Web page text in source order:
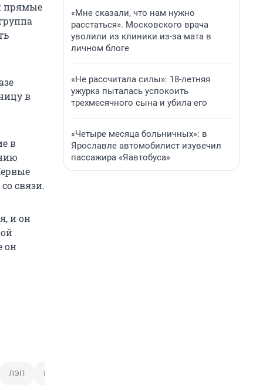
прямые
в
в
связи.
и он
он
ЛЭП Психиатрическая больница
«Мне сказали, что нам нужно
расстаться». Московского врача
уволили из клиники из-за мата в
личном блоге
«Не рассчитала силы»: 18-летняя
ужурка пыталась успокоить
трехмесячного сына и убила его
«Четыре месяца больничных»: в
Ярославле автомобилист изувечил
пассажира «Яавтобуса»